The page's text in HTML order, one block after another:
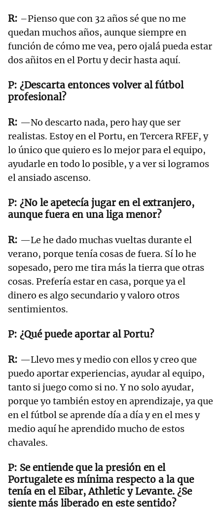
–Pienso que con 32 años sé que no me
quedan muchos años, aunque siempre en
función de cómo me vea, pero ojalá pueda estar
dos añitos en el Portu y decir hasta aquí.
¿Descarta entonces volver al fútbol
profesional?
—No descarto nada, pero hay que ser
realistas. Estoy en el Portu, en Tercera RFEF, y
lo único que quiero es lo mejor para el equipo,
ayudarle en todo lo posible, y a ver si logramos
el ansiado ascenso.
¿No le apetecía jugar en el extranjero,
aunque fuera en una liga menor?
—Le he dado muchas vueltas durante el
verano, porque tenía cosas de fuera. Sí lo he
sopesado, pero me tira más la tierra que otras
cosas. Prefería estar en casa, porque ya el
dinero es algo secundario y valoro otros
sentimientos.
¿Qué puede aportar al Portu?
—Llevo mes y medio con ellos y creo que
puedo aportar experiencias, ayudar al equipo,
tanto si juego como si no. Y no solo ayudar,
porque yo también estoy en aprendizaje, ya que
en el fútbol se aprende día a día y en el mes y
medio aquí he aprendido mucho de estos
chavales.
Se entiende que la presión en el
Portugalete es mínima respecto a la que
tenía en el Eibar, Athletic y Levante. ¿Se
siente más liberado en este sentido?